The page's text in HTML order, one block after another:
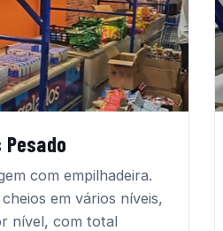
com empilhadeira.
em vários níveis,
nível, com total